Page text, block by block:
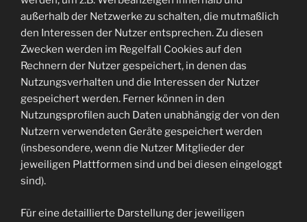
außerhalb der Netzwerke zu schalten, die mutmaßlich
den Interessen der Nutzer entsprechen. Zu diesen
Zwecken werden im Regelfall Cookies auf den
Rechnern der Nutzer gespeichert, in denen das
Nutzungsverhalten und die Interessen der Nutzer
gespeichert werden. Ferner können in den
Nutzungsprofilen auch Daten unabhängig der von den
Nutzern verwendeten Geräte gespeichert werden
(insbesondere, wenn die Nutzer Mitglieder der
jeweiligen Plattformen sind und bei diesen eingeloggt
sind).
Für eine detaillierte Darstellung der jeweiligen